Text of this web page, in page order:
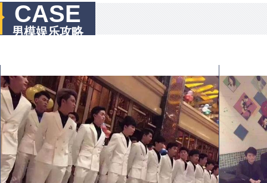
CASE
男模娱乐攻略